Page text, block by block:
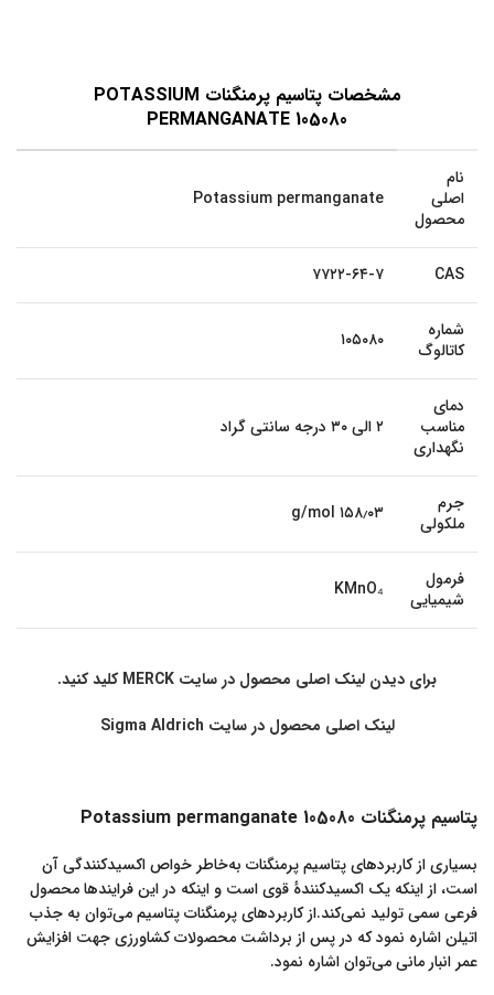
مشخصات پتاسیم پرمنگنات POTASSIUM
PERMANGANATE 105080
نام
اصلی
محصول
Potassium permanganate
CAS ۷۷۲۲-۶۴-۷
شماره
کاتالوگ
۱۰۵۰۸۰
دمای
مناسب
نگهداری
۲ الی ۳۰ درجه سانتی گراد
جرم
ملکولی
۱۵۸٫۰۳ g/mol
فرمول
شیمیایی
KMnO₄
برای دیدن لینک اصلی محصول در سایت MERCK کلید کنید.
لینک اصلی محصول در سایت Sigma Aldrich
پتاسیم پرمنگنات Potassium permanganate 105080
بسیاری از کاربردهای پتاسیم پرمنگنات به‌خاطر خواص اکسیدکنندگی آن
است، از اینکه یک اکسیدکنندهٔ قوی است و اینکه در این فرایندها محصول
فرعی سمی تولید نمی‌کند.از کاربردهای پرمنگنات پتاسیم می‌توان به جذب
اتیلن اشاره نمود که در پس از برداشت محصولات کشاورزی جهت افزایش
عمر انبار مانی می‌توان اشاره نمود.